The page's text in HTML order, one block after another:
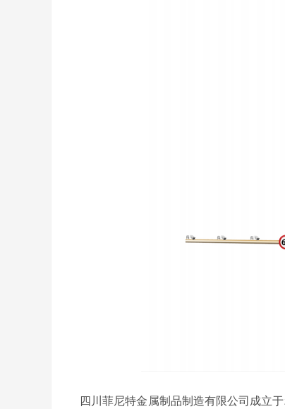
四川菲尼特金属制品制造有限公司成立